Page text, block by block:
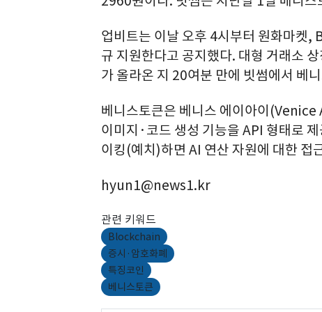
업비트는 이날 오후 4시부터 원화마켓,
규 지원한다고 공지했다. 대형 거래소
가 올라온 지 20여분 만에 빗썸에서 베
베니스토큰은 베니스 에이아이(Venice
이미지·코드 생성 기능을 API 형태로
이킹(예치)하면 AI 연산 자원에 대한 접
hyun1@news1.kr
관련 키워드
Blockchain
증시·암호화폐
특징코인
베니스토큰